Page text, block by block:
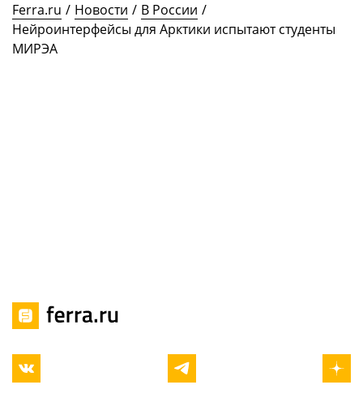
Ferra.ru / Новости / В России /
Нейроинтерфейсы для Арктики испытают студенты
МИРЭА